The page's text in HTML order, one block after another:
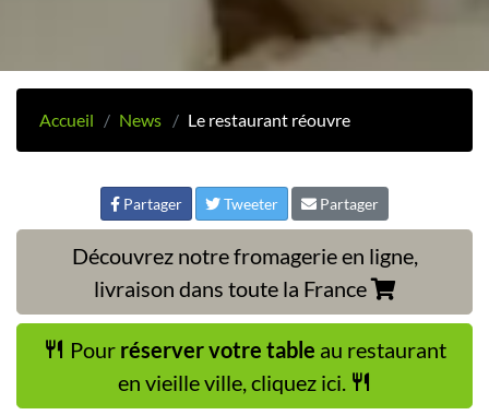
Accueil News Le restaurant réouvre
Partager Tweeter Partager
Découvrez notre fromagerie en ligne,
livraison dans toute la France
Pour réserver votre table au restaurant
en vieille ville, cliquez ici.